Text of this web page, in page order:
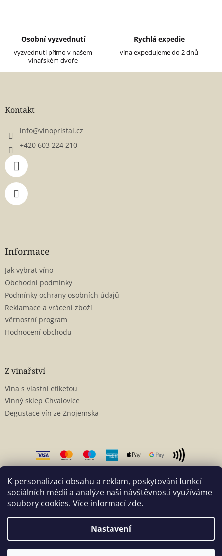
K personalizaci obsahu a reklam, poskytování funkcí
sociálních médií a analýze naší návštěvnosti využíváme
soubory cookies. Více informacízde.
Nastavení
Osobní vyzvednutí
vyzvednutí přímo v našem
vinařském dvoře
Rychlá expedie
vína expedujeme do 2 dnů
Kontakt
info@vinopristal.cz
+420 603 224 210
Informace
Jak vybrat víno
Obchodní podmínky
Podmínky ochrany osobních údajů
Reklamace a vrácení zboží
Věrnostní program
Hodnocení obchodu
Z vinařství
Vína s vlastní etiketou
Vinný sklep Chvalovice
Degustace vín ze Znojemska
Copyright 2026Víno Přistál. Všechna práva vyhrazena.